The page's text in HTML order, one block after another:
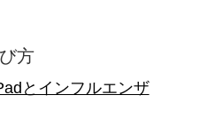
方
とインフルエンザ